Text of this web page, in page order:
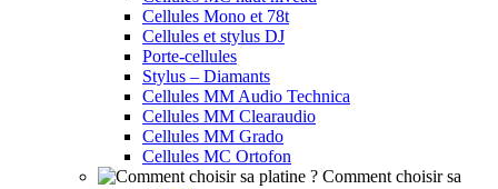
Cellules Mono et 78t
Cellules et stylus DJ
Porte-cellules
Stylus – Diamants
Cellules MM Audio Technica
Cellules MM Clearaudio
Cellules MM Grado
Cellules MC Ortofon
Comment choisir sa